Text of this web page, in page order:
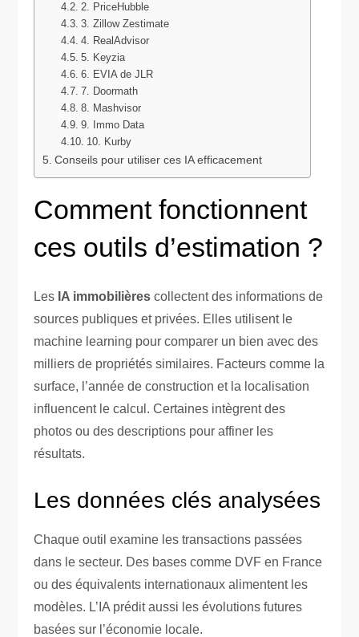
2. PriceHubble
3. Zillow Zestimate
4. RealAdvisor
5. Keyzia
6. EVIA de JLR
7. Doormath
8. Mashvisor
9. Immo Data
10. Kurby
Conseils pour utiliser ces IA efficacement
Comment fonctionnent
ces outils d’estimation ?
Les IA immobilières collectent des informations de
sources publiques et privées. Elles utilisent le
machine learning pour comparer un bien avec des
milliers de propriétés similaires. Facteurs comme la
surface, l’année de construction et la localisation
influencent le calcul. Certaines intègrent des
photos ou des descriptions pour affiner les
résultats.
Les données clés analysées
Chaque outil examine les transactions passées
dans le secteur. Des bases comme DVF en France
ou des équivalents internationaux alimentent les
modèles. L’IA prédit aussi les évolutions futures
basées sur l’économie locale.